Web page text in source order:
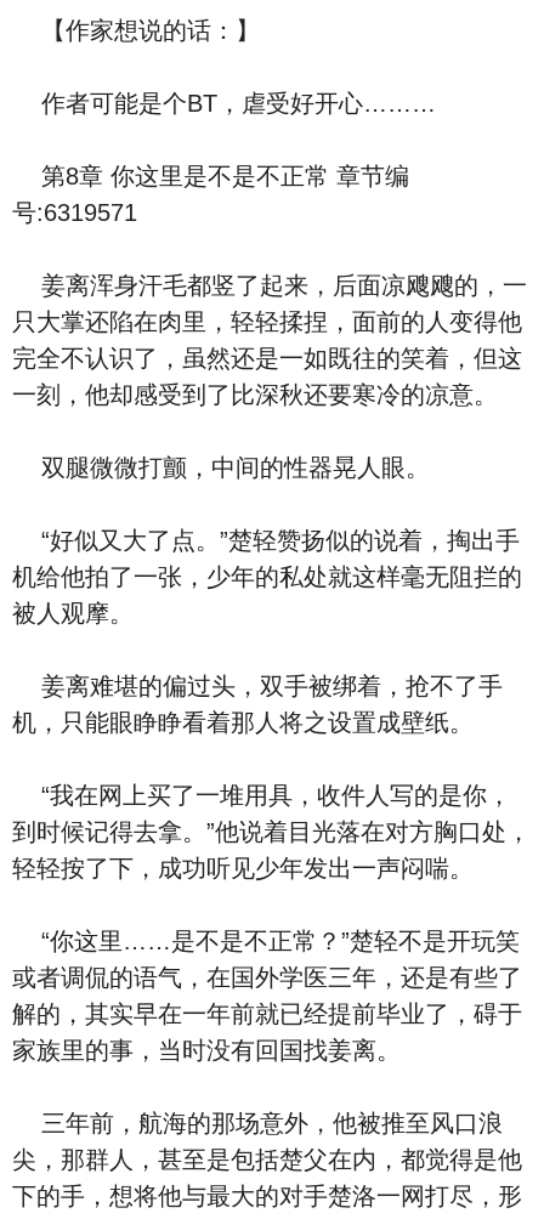
【作家想说的话：】
作者可能是个BT，虐受好开心………
第8章 你这里是不是不正常 章节编
号:6319571
姜离浑身汗毛都竖了起来，后面凉飕飕的，一
只大掌还陷在肉里，轻轻揉捏，面前的人变得他
完全不认识了，虽然还是一如既往的笑着，但这
一刻，他却感受到了比深秋还要寒冷的凉意。
双腿微微打颤，中间的性器晃人眼。
“好似又大了点。”楚轻赞扬似的说着，掏出手
机给他拍了一张，少年的私处就这样毫无阻拦的
被人观摩。
姜离难堪的偏过头，双手被绑着，抢不了手
机，只能眼睁睁看着那人将之设置成壁纸。
“我在网上买了一堆用具，收件人写的是你，
到时候记得去拿。”他说着目光落在对方胸口处，
轻轻按了下，成功听见少年发出一声闷喘。
“你这里……是不是不正常？”楚轻不是开玩笑
或者调侃的语气，在国外学医三年，还是有些了
解的，其实早在一年前就已经提前毕业了，碍于
家族里的事，当时没有回国找姜离。
三年前，航海的那场意外，他被推至风口浪
尖，那群人，甚至是包括楚父在内，都觉得是他
下的手，想将他与最大的对手楚洛一网打尽，形